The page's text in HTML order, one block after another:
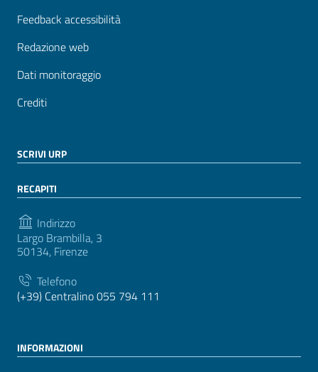
Feedback accessibilità
Redazione web
Dati monitoraggio
Crediti
SCRIVI URP
RECAPITI
Indirizzo
Largo Brambilla, 3
50134, Firenze
Telefono
(+39) Centralino 055 794 111
INFORMAZIONI